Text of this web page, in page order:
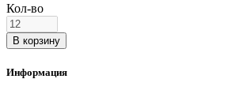
Кол-во
В корзину
Информация